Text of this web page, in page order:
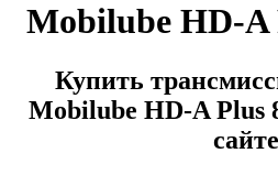
Mobilube HD-A
Купить
Mobilube HD-A Plus
сайте